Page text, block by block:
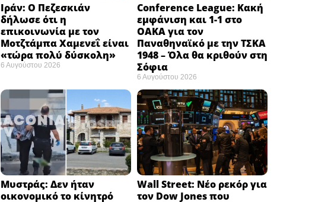
Ιράν: Ο Πεζεσκιάν
δήλωσε ότι η
επικοινωνία με τον
Μοτζτάμπα Χαμενεΐ είναι
«τώρα πολύ δύσκολη» ​
6 Αυγούστου 2026
Conference League: Κακή
εμφάνιση και 1-1 στο
ΟΑΚΑ για τον
Παναθηναϊκό με την ΤΣΚΑ
1948 – Όλα θα κριθούν στη
Σόφια ​
6 Αυγούστου 2026
Μυστράς: Δεν ήταν
οικονομικό το κίνητρό
Wall Street: Νέο ρεκόρ για
τον Dow Jones που